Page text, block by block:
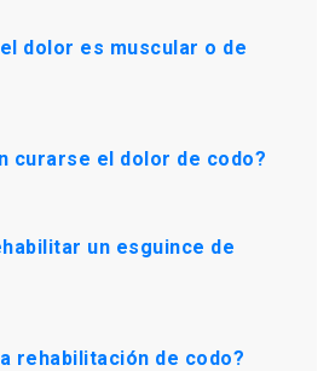
dolor es muscular o de
curarse el dolor de codo?
un esguince de
rehabilitación de codo?